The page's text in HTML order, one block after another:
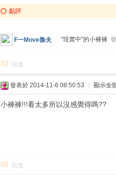
點評
F一Move魯夫 "現實中"的小褲褲
回復
發表於 2014-11-6 08:50:53 顯示全
小褲褲!!!看太多所以沒感覺得嗎??
回復